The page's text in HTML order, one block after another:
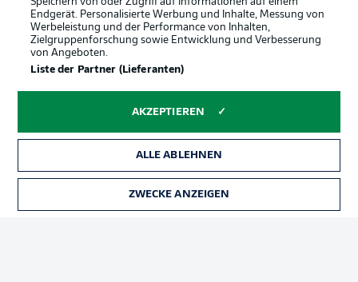
Login
Rechtliche Hinweise Voreinstellungen verwalten
Endgerät. Personalisierte Werbung und Inhalte, Messung von
Werbeleistung und der Performance von Inhalten,
Zielgruppenforschung sowie Entwicklung und Verbesserung
von Angeboten.
Liste der Partner (Lieferanten)
AKZEPTIEREN
ALLE ABLEHNEN
ZWECKE ANZEIGEN